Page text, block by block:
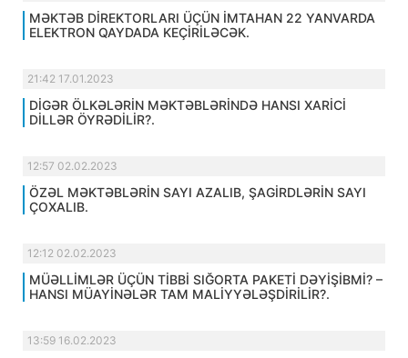
MƏKTƏB DİREKTORLARI ÜÇÜN İMTAHAN 22 YANVARDA
ELEKTRON QAYDADA KEÇİRİLƏCƏK.
21:42 17.01.2023
DİGƏR ÖLKƏLƏRİN MƏKTƏBLƏRİNDƏ HANSI XARİCİ
DİLLƏR ÖYRƏDİLİR?.
12:57 02.02.2023
ÖZƏL MƏKTƏBLƏRİN SAYI AZALIB, ŞAGİRDLƏRİN SAYI
ÇOXALIB.
12:12 02.02.2023
MÜƏLLİMLƏR ÜÇÜN TİBBİ SIĞORTA PAKETİ DƏYİŞİBMİ? –
HANSI MÜAYİNƏLƏR TAM MALİYYƏLƏŞDİRİLİR?.
13:59 16.02.2023